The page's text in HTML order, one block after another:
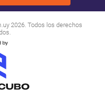
2026. Todos los derechos